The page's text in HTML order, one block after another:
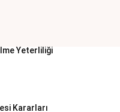
Yeterliliği
Kararları